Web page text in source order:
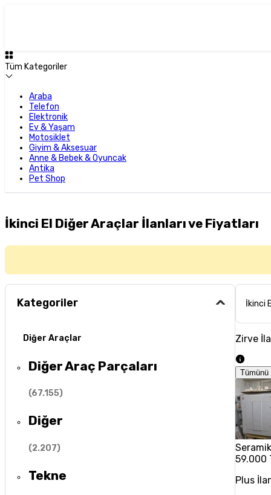
Tüm Kategoriler
Araba
Telefon
Elektronik
Ev & Yaşam
Motosiklet
Giyim & Aksesuar
Anne & Bebek & Oyuncak
Antika
Pet Shop
İkinci El Diğer Araçlar İlanları ve Fiyatları
Kategoriler
Diğer Araçlar
Diğer Araç Parçaları
(67.155)
Diğer
(2.207)
Tekne
İkinci
Zirve
Tümünü
Seramik
59.000
Plus